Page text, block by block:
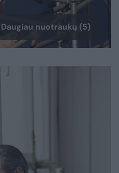
Daugiau nuotraukų (5)